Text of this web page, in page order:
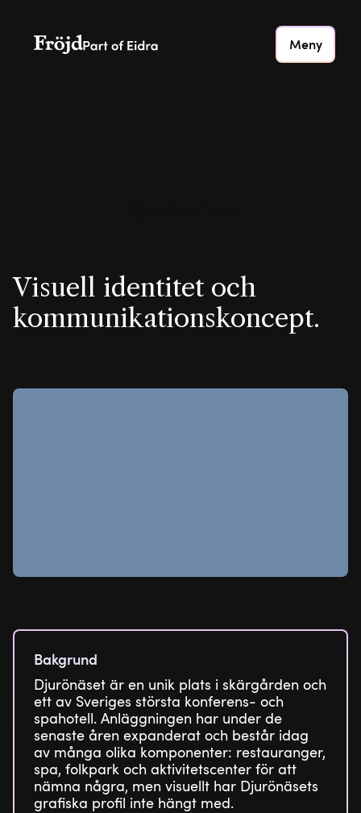
Meny
Visuell identitet och
kommunikationskoncept.
Bakgrund
Djurönäset är en unik plats i skärgården och
ett av Sveriges största konferens- och
spahotell. Anläggningen har under de
senaste åren expanderat och består idag
av många olika komponenter: restauranger,
spa, folkpark och aktivitetscenter för att
nämna några, men visuellt har Djurönäsets
grafiska profil inte hängt med.